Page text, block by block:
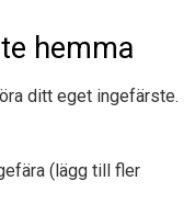
hemma
ditt eget ingefärste.
(lägg till fler